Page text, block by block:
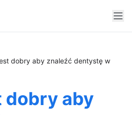
dobry aby znaleźć dentystę w
aby